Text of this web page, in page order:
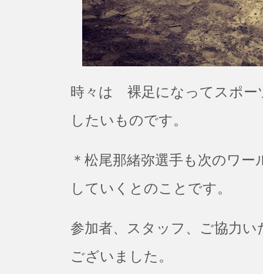
時々は 裸足になってスポー
したいものです。
＊松尾那緒弥選手も次のワ
していくとのことです。
参加者、スタッフ、ご協力
ございました。